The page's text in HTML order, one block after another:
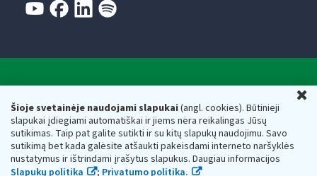
Šioje svetainėje naudojami slapukai(angl. cookies). Būtinieji
slapukai įdiegiami automatiškai ir jiems nėra reikalingas Jūsų
sutikimas. Taip pat galite sutikti ir su kitų slapukų naudojimu. Savo
sutikimą bet kada galėsite atšaukti pakeisdami interneto naršyklės
nustatymus ir ištrindami įrašytus slapukus. Daugiau informacijos
Slapukų politika
; Privatumo politika.
Respublikos finansų ministerijos
Biudžetinė įstaiga. Juridinio asmens kodas — 188659752,
adresas: Vasario 16-osios g. 14, 01107 Vilnius, Lietuva, el.paštas:
vmi@vmi.lt, E. pristatymo dėžutės adresas 188659752
Duomenys apie Valstybinę mokesčių inspekciją prie Lietuvos